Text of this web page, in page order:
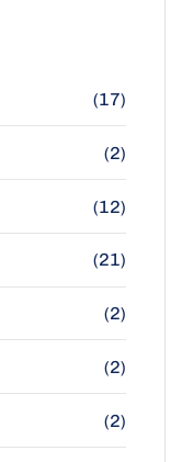
(17)
(2)
(12)
(21)
(2)
(2)
(2)